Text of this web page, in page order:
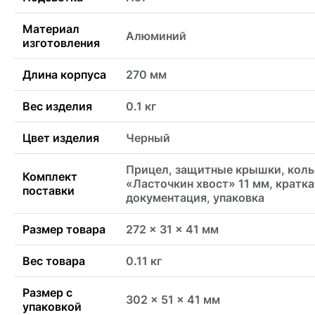
Материал
изготовления
Алюминий
Длина корпуса 270 мм
Вес изделия 0.1 кг
Цвет изделия Черный
Комплект
поставки
Прицел, защитные крышки,
«Ласточкин хвост» 11 мм,
документация, упаковка
Размер товара 272 x 31 x 41 мм
Вес товара 0.11 кг
Размер с
упаковкой
302 x 51 x 41 мм